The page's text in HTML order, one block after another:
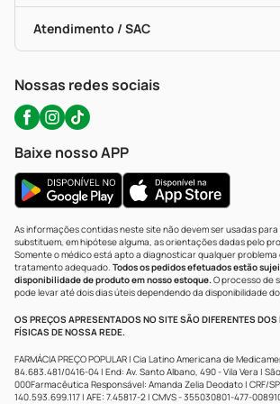
Bulas De A A Z
Políticas De Marketplace
Autoteste Covid-19
Portal Da Privacidade
Atendimento / SAC
Nossas redes sociais
Baixe nosso APP
As informações contidas neste site não devem ser usadas
substituem, em hipótese alguma, as orientações dadas pelo
Somente o médico está apto a diagnosticar qualquer
tratamento adequado. Todos os pedidos efetuados estão
disponibilidade de produto em nosso estoque.O processo de
pode levar até dois dias úteis dependendo da disponibilidade
OS PREÇOS APRESENTADOS NO SITE SÃO DIFERENTES
FÍSICAS DE NOSSA REDE.
FARMÁCIA PREÇO POPULAR | Cia Latino Americana de
84.683.481/0416-04 | End: Av. Santo Albano, 490 - Vila Vera |
000Farmacêutica Responsável: Amanda Zelia Deodato | CRF/
140.593.699.117 | AFE: 7.45817-2 | CMVS - 355030801-477-